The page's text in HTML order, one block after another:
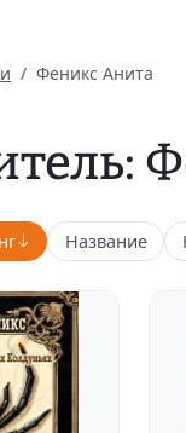
Феникс Анита
Название